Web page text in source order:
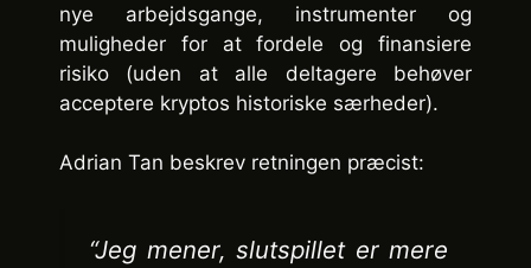
nye arbejdsgange, instrumenter og
muligheder for at fordele og finansiere
risiko (uden at alle deltagere behøver
acceptere kryptos historiske særheder).
Adrian Tan beskrev retningen præcist:
“Jeg mener, slutspillet er mere